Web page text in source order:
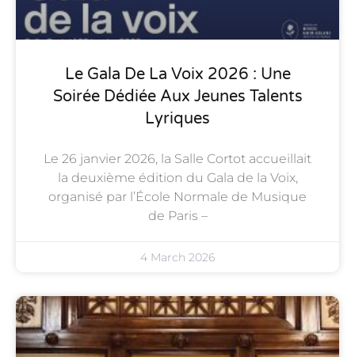
Le Gala De La Voix 2026 : Une
Soirée Dédiée Aux Jeunes Talents
Lyriques
Le 26 janvier 2026, la Salle Cortot accueillait
la deuxième édition du Gala de la Voix,
organisé par l’École Normale de Musique
de Paris –
4 March 2026